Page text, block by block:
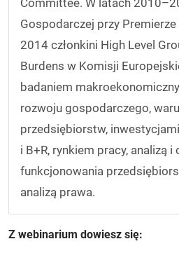
Committee. W latach
Gospodarczej przy Premierze
2014 członkini High Level
Burdens w Komisji
badaniem
rozwoju gospodarczego,
przedsiębiorstw,
i B+R, rynkiem pracy, analizą i
funkcjonowania
analizą prawa.
Z webinarium dowiesz się: